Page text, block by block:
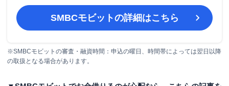
SMBCモビットの詳細はこちら
※SMBCモビットの審査・融資時間：申込の曜日、時間帯によっては翌日以降
の取扱となる場合があります。